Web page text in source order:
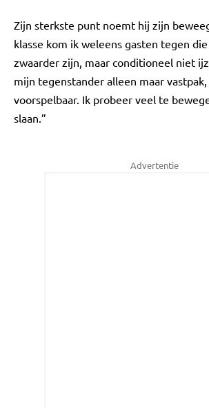
Zijn sterkste punt noemt hij zijn
klasse kom ik weleens gasten tegen
zwaarder zijn, maar conditioneel niet
mijn tegenstander alleen maar
voorspelbaar. Ik probeer veel te
slaan.”
Advertentie